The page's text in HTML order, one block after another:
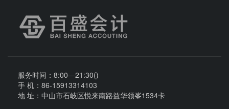
服务时间：8:00—21:30()
手 机：86-15913314103
地 址：中山市石岐区悦来南路益华领峯1534卡